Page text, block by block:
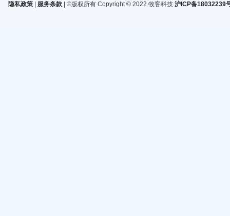
隐私政策| 服务条款| ©版权所有 Copyright © 2022 牧客科技 沪ICP备18032239